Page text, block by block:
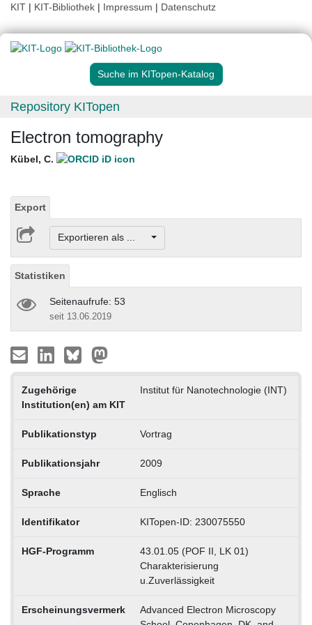
KIT | KIT-Bibliothek | Impressum | Datenschutz
Suche im KITopen-Katalog
Repository KITopen
Electron tomography
Kübel, C.
Export
Exportieren als ...
Statistiken
Seitenaufrufe: 53
seit 13.06.2019
Zugehörige
Institution(en) am KIT
Institut für Nanotechnologie (INT)
Publikationstyp Vortrag
Publikationsjahr 2009
Sprache Englisch
Identifikator KITopen-ID: 230075550
HGF-Programm
43.01.05 (POF II, LK 01)
Charakterisierung
u.Zuverlässigkeit
Erscheinungsvermerk
Advanced Electron Microscopy